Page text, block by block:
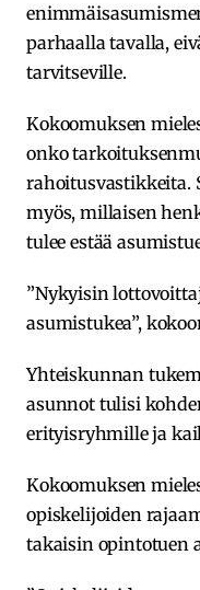
parhaalla tavalla,
tarvitseville.
Kokoomuksen
onko
rahoitusvastikkeita.
myös, millaisen
tulee estää
”Nykyisin
asumistukea”,
Yhteiskunnan
asunnot tulisi
erityisryhmille ja
Kokoomuksen
opiskelijoiden
takaisin opintotuen